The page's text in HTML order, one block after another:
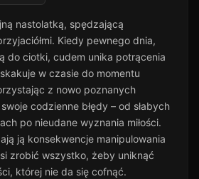
nastolatką, spędzającą
Kiedy pewnego dnia,
do ciotki, cudem unika potrącenia
w czasie do momentu
z nowo poznanych
codzienne błędy – od słabych
po nieudane wyznania miłości.
ją konsekwencje manipulowania
zrobić wszystko, żeby uniknąć
której nie da się cofnąć.